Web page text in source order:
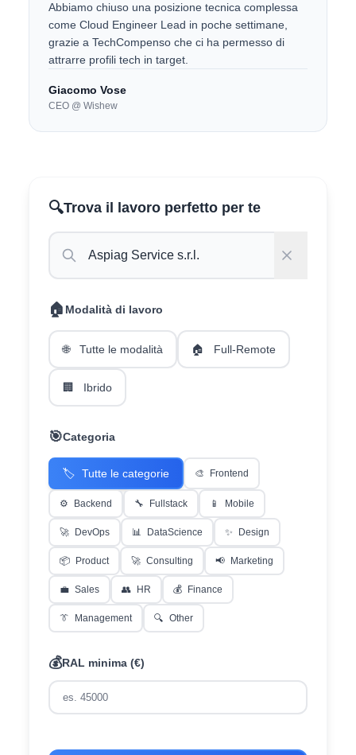
Abbiamo chiuso una posizione tecnica complessa
come Cloud Engineer Lead in poche settimane,
grazie a TechCompenso che ci ha permesso di
attrarre profili tech in target.
Giacomo Vose
CEO @ Wishew
🔍Trova il lavoro perfetto per te
🏠 Modalità di lavoro
🌐 Tutte le modalità 🏠 Full-Remote
🏢 Ibrido
🎯Categoria
🏷️ Tutte le categorie 🎨 Frontend
⚙️ Backend 🔧 Fullstack 📱 Mobile
🚀 DevOps 📊 DataScience ✨ Design
📦 Product 🚀 Consulting 📢 Marketing
💼 Sales 👥 HR 💰 Finance
👔 Management 🔍 Other
💰RAL minima (€)